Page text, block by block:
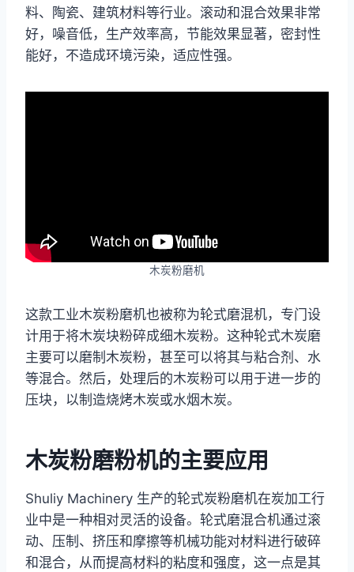
料、陶瓷、建筑材料等行业。滚动和混合效果非常
好，噪音低，生产效率高，节能效果显著，密封性
能好，不造成环境污染，适应性强。
木炭粉磨机
这款工业木炭粉磨机也被称为轮式磨混机，专门设
计用于将木炭块粉碎成细木炭粉。这种轮式木炭磨
主要可以磨制木炭粉，甚至可以将其与粘合剂、水
等混合。然后，处理后的木炭粉可以用于进一步的
压块，以制造烧烤木炭或水烟木炭。
木炭粉磨粉机的主要应用
Shuliy Machinery 生产的轮式炭粉磨机在炭加工行
业中是一种相对灵活的设备。轮式磨混合机通过滚
动、压制、挤压和摩擦等机械功能对材料进行破碎
和混合，从而提高材料的粘度和强度，这一点是其